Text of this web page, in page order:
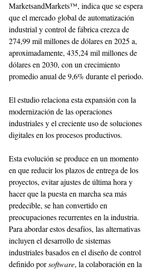
MarketsandMarkets™, indica que se espera
que el mercado global de automatización
industrial y control de fábrica crezca de
274,99 mil millones de dólares en 2025 a,
aproximadamente, 435,24 mil millones de
dólares en 2030, con un crecimiento
promedio anual de 9,6% durante el periodo.
El estudio relaciona esta expansión con la
modernización de las operaciones
industriales y el creciente uso de soluciones
digitales en los procesos productivos.
Esta evolución se produce en un momento
en que reducir los plazos de entrega de los
proyectos, evitar ajustes de última hora y
hacer que la puesta en marcha sea más
predecible, se han convertido en
preocupaciones recurrentes en la industria.
Para abordar estos desafíos, las alternativas
incluyen el desarrollo de sistemas
industriales basados ​​en el diseño de control
definido por software, la colaboración en la